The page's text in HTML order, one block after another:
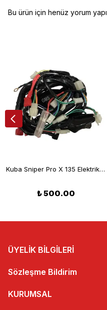
Bu ürün için henüz yorum
Kuba Sniper Pro X 135 Elektrik Tesisatı
₺ 500.00
ÜYELİK BİLGİLERİ
Sözleşme Bildirim
KURUMSAL